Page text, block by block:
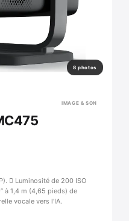
8 photos
IMAGE & SON
 Luminosité de 200 ISO
à 1,4 m (4,65 pieds) de
vocale vers l'IA.